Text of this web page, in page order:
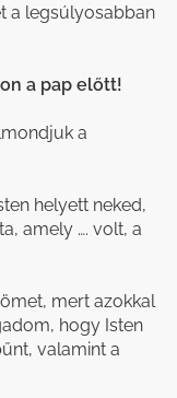
a legsúlyosabban
a pap előtt!
a
helyett neked,
amely …. volt, a
mert azokkal
hogy Isten
valamint a